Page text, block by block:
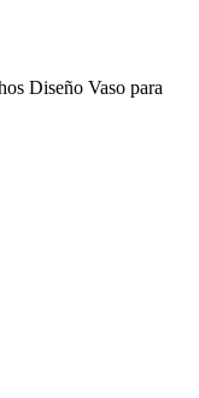
Diseño Vaso para